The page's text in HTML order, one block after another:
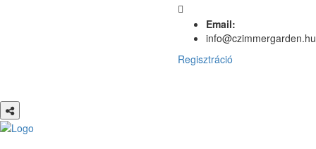
Email:
info@czimmergarden.hu
Regisztráció